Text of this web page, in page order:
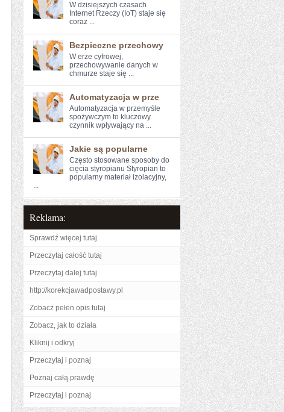
W dzisiejszych ​czasach
Internet Rzeczy (IoT) ⁤staje się
⁤coraz ...
Bezpieczne przechowy
W erze cyfrowej,⁢
przechowywanie‍ danych w
chmurze staje się ...
Automatyzacja w prze
Automatyzacja w przemyśle
spożywczym to kluczowy⁤
czynnik wpływający na ...
Jakie są popularne
Często stosowane sposoby do
cięcia styropianu Styropian to
popularny materiał izolacyjny,
...
Reklama:
Sprawdź więcej tutaj
Przeczytaj całość tutaj
Przeczytaj dalej tutaj
http://korekcjawadpostawy.pl
Zobacz pełen opis tutaj
Zobacz, jak to działa
Kliknij i odkryj
Przeczytaj i poznaj
Poznaj całą prawdę
Przeczytaj i poznaj